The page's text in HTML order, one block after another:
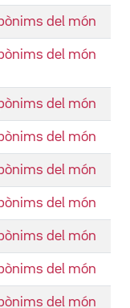
del món
del món
del món
del món
del món
del món
del món
del món
del món